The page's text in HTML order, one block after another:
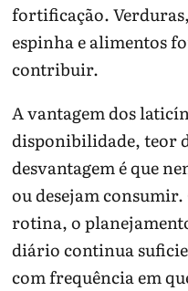
fortificação.
espinha e alimentos
contribuir.
A vantagem dos
disponibilidade, teor
desvantagem é que
ou desejam
rotina, o
diário continua
com frequência em